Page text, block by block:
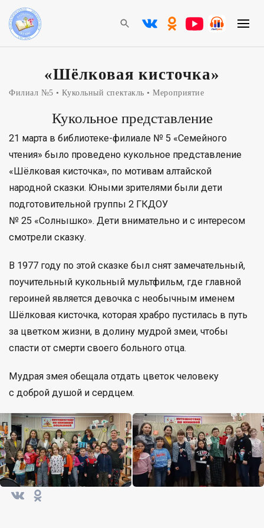
«Шёлковая кисточка»
Филиал №5 Кукольный спектакль Мероприятие
Кукольное представление
21 марта в библиотеке-филиале № 5 «Семейного
чтения» было проведено кукольное представление
«Шёлковая кисточка», по мотивам алтайской
народной сказки. Юными зрителями были дети
подготовительной группы 2 ГКДОУ
№ 25 «Солнышко». Дети внимательно и с интересом
смотрели сказку.
В 1977 году по этой сказке был снят замечательный,
поучительный кукольный мультфильм, где главной
героиней является девочка с необычным именем
Шёлковая кисточка, которая храбро пустилась в путь
за цветком жизни, в долину мудрой змеи, чтобы
спасти от смерти своего больного отца.
Мудрая змея обещала отдать цветок человеку
с доброй душой и сердцем.